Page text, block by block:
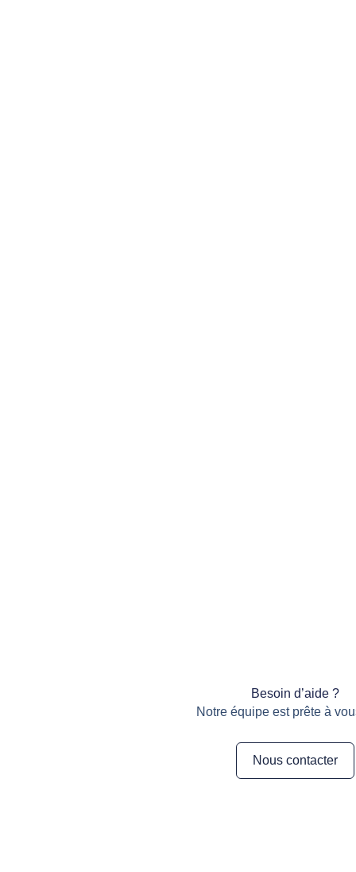
Besoin d’aide ?
Notre équipe est prête à
Nous contacter